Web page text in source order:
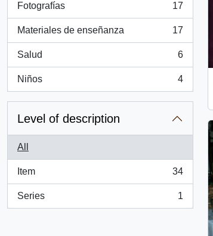
Fotografías
, 17 results
17
Materiales de enseñanza
, 17 results
17
Salud
, 6 results
6
Niños
, 4 results
4
Level of description
All
Item
, 34 results
34
Series
, 1 results
1